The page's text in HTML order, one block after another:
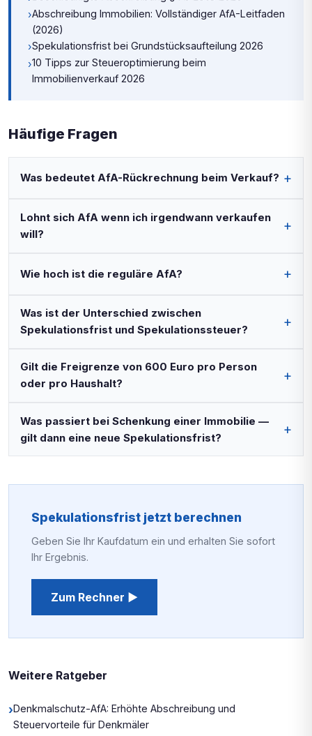
›Abschreibung Immobilien: Vollständiger AfA-Leitfaden
(2026)
›Spekulationsfrist bei Grundstücksaufteilung 2026
›10 Tipps zur Steueroptimierung beim
Immobilienverkauf 2026
Häufige Fragen
Was bedeutet AfA-Rückrechnung beim Verkauf?
Lohnt sich AfA wenn ich irgendwann verkaufen
will?
Wie hoch ist die reguläre AfA?
Was ist der Unterschied zwischen
Spekulationsfrist und Spekulationssteuer?
Gilt die Freigrenze von 600 Euro pro Person
oder pro Haushalt?
Was passiert bei Schenkung einer Immobilie —
gilt dann eine neue Spekulationsfrist?
Spekulationsfrist jetzt berechnen
Geben Sie Ihr Kaufdatum ein und erhalten Sie sofort
Ihr Ergebnis.
Zum Rechner ▶
Weitere Ratgeber
›Denkmalschutz-AfA: Erhöhte Abschreibung und
Steuervorteile für Denkmäler